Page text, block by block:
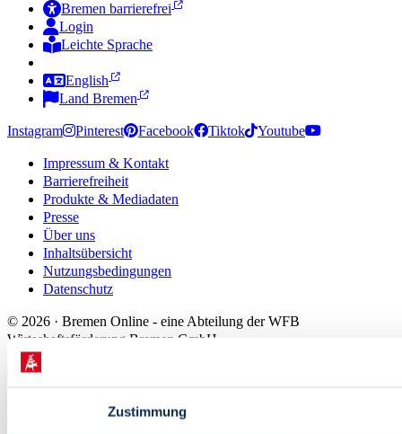
Zustimmung
Bremen barrierefrei
Login
Leichte Sprache
English
Land Bremen
Instagram Pinterest Facebook Tiktok Youtube
Impressum & Kontakt
Barrierefreiheit
Produkte & Mediadaten
Presse
Über uns
Inhaltsübersicht
Nutzungsbedingungen
Datenschutz
© 2026 · Bremen Online - eine Abteilung der WFB
Wirtschaftsförderung Bremen GmbH